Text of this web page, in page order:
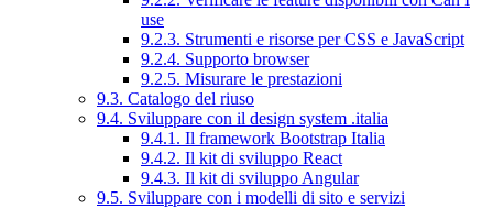
use
9.2.3. Strumenti e risorse per CSS e JavaScript
9.2.4. Supporto browser
9.2.5. Misurare le prestazioni
9.3. Catalogo del riuso
9.4. Sviluppare con il design system .italia
9.4.1. Il framework Bootstrap Italia
9.4.2. Il kit di sviluppo React
9.4.3. Il kit di sviluppo Angular
9.5. Sviluppare con i modelli di sito e servizi